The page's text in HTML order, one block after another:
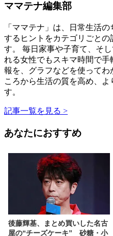
ママテナ編集部
「ママテナ」は、日常生活
するヒントをカテゴリごとの
す。 毎日家事や子育て、そ
れる女性でもスキマ時間で
報を、グラフなどを使って
ころから生活の質を高め、
す。
記事一覧を見る >
あなたにおすすめ
後藤輝基、まとめ買いした名古
屋の“チーズケーキ” 砂糖・小